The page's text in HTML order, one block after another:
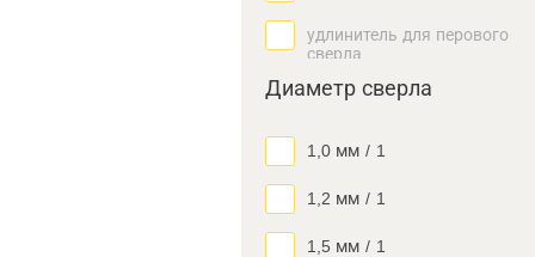
удлинитель для перового
сверла
Диаметр сверла
1,0 мм / 1
1,2 мм / 1
1,5 мм / 1